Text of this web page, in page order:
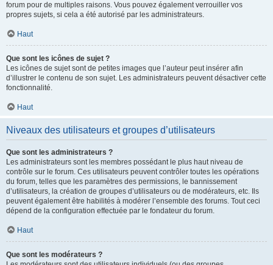
forum pour de multiples raisons. Vous pouvez également verrouiller vos
propres sujets, si cela a été autorisé par les administrateurs.
Haut
Que sont les icônes de sujet ?
Les icônes de sujet sont de petites images que l’auteur peut insérer afin
d’illustrer le contenu de son sujet. Les administrateurs peuvent désactiver cette
fonctionnalité.
Haut
Niveaux des utilisateurs et groupes d’utilisateurs
Que sont les administrateurs ?
Les administrateurs sont les membres possédant le plus haut niveau de
contrôle sur le forum. Ces utilisateurs peuvent contrôler toutes les opérations
du forum, telles que les paramètres des permissions, le bannissement
d’utilisateurs, la création de groupes d’utilisateurs ou de modérateurs, etc. Ils
peuvent également être habilités à modérer l’ensemble des forums. Tout ceci
dépend de la configuration effectuée par le fondateur du forum.
Haut
Que sont les modérateurs ?